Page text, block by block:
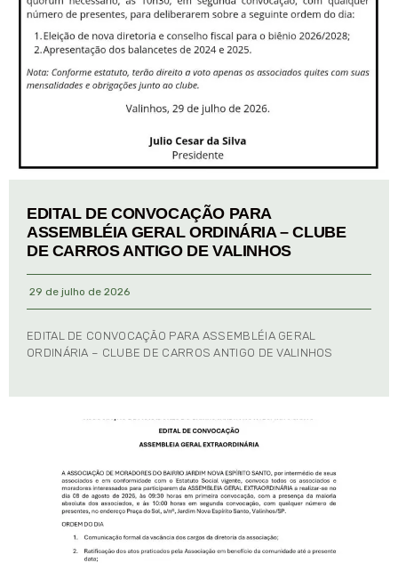
EDITAL DE CONVOCAÇÃO PARA
ASSEMBLÉIA GERAL ORDINÁRIA – CLUBE
DE CARROS ANTIGO DE VALINHOS
29 de julho de 2026
EDITAL DE CONVOCAÇÃO PARA ASSEMBLÉIA GERAL
ORDINÁRIA – CLUBE DE CARROS ANTIGO DE VALINHOS